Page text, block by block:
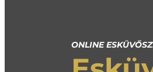
ONLINE